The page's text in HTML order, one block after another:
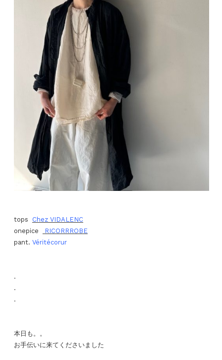
tops Chez VIDALENC
onepice
RICORRROBE
pant. Véritécorur
.
.
.
本日も。。
お手伝いに来てくださいました